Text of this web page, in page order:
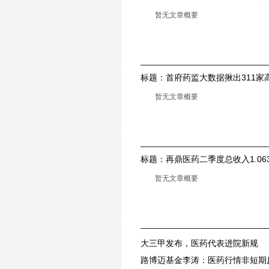
暂无文章概要
标题： 首府药监大数据揪出311家
暂无文章概要
标题： 再鼎医药二季度总收入
暂无文章概要
大三甲发布，医药代表进院新规
路博迈基金李涛：医药行情非短